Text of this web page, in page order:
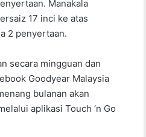
Manakala
17 inci ke atas
2 penyertaan.
secara mingguan dan
Goodyear Malaysia
bulanan akan
aplikasi Touch ‘n Go